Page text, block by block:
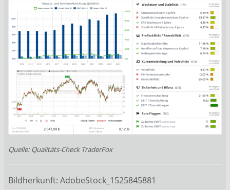
Quelle: Qualitäts-Check TraderFox
Bildherkunft: AdobeStock_1525845881